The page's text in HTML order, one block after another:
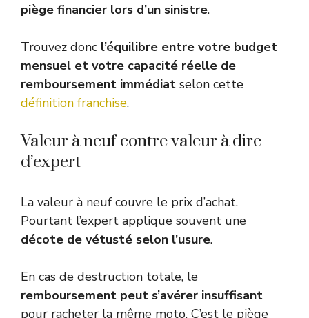
piège financier lors d’un sinistre.
Trouvez donc l’équilibre entre votre budget
mensuel et votre capacité réelle de
remboursement immédiat selon cette
définition franchise.
Valeur à neuf contre valeur à dire
d’expert
La valeur à neuf couvre le prix d’achat.
Pourtant l’expert applique souvent une
décote de vétusté selon l’usure.
En cas de destruction totale, le
remboursement peut s’avérer insuffisant
pour racheter la même moto. C’est le piège